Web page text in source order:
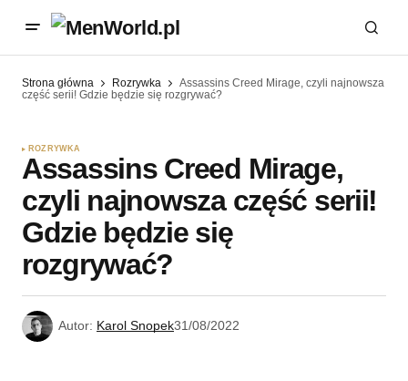
Strona główna Rozrywka
Assassins Creed Mirage, czyli najnowsza
część serii! Gdzie będzie się rozgrywać?
ROZRYWKA
Assassins Creed Mirage,
czyli najnowsza część serii!
Gdzie będzie się
rozgrywać?
Autor: Karol Snopek31/08/2022